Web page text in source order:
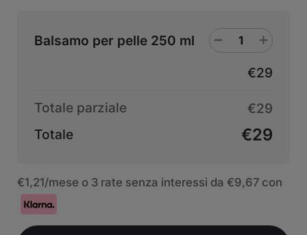
Balsamo per pelle 250 ml
€29
Totale parziale
€29
Totale
€29
€1,21/mese o 3 rate senza interessi da €9,67 con